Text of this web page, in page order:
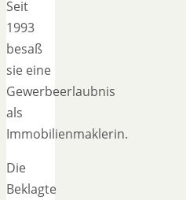
Seit
1993
besaß
sie eine
Gewerbeerlaubnis
als
Immobilienmaklerin.
Die
Beklagte